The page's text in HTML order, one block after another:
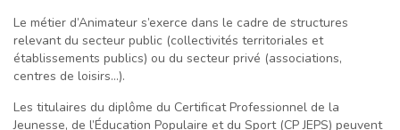
Le métier d’Animateur s’exerce dans le cadre de structures
relevant du secteur public (collectivités territoriales et
établissements publics) ou du secteur privé (associations,
centres de loisirs…).
Les titulaires du diplôme du Certificat Professionnel de la
Jeunesse, de l’Éducation Populaire et du Sport (CP JEPS) peuvent